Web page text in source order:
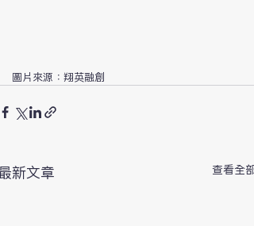
圖片來源：翔英融創
新文章 查看全部